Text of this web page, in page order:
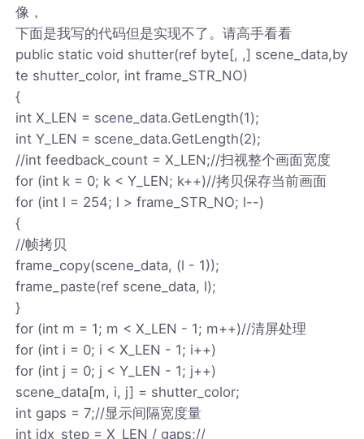
像，
下面是我写的代码但是实现不了。请高手看看
public static void shutter(ref byte[, ,] scene_data,by
te shutter_color, int frame_STR_NO)
{
int X_LEN = scene_data.GetLength(1);
int Y_LEN = scene_data.GetLength(2);
//int feedback_count = X_LEN;//扫视整个画面宽度
for (int k = 0; k < Y_LEN; k++)//拷贝保存当前画面
for (int l = 254; l > frame_STR_NO; l--)
{
//帧拷贝
frame_copy(scene_data, (l - 1));
frame_paste(ref scene_data, l);
}
for (int m = 1; m < X_LEN - 1; m++)//清屏处理
for (int i = 0; i < X_LEN - 1; i++)
for (int j = 0; j < Y_LEN - 1; j++)
scene_data[m, i, j] = shutter_color;
int gaps = 7;//显示间隔宽度量
int idx_step = X_LEN / gaps;//